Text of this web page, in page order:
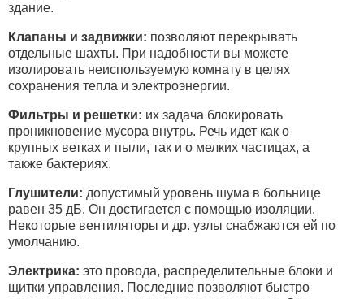
здание.
Клапаны и задвижки: позволяют перекрывать
отдельные шахты. При надобности вы можете
изолировать неиспользуемую комнату в целях
сохранения тепла и электроэнергии.
Фильтры и решетки: их задача блокировать
проникновение мусора внутрь. Речь идет как о
крупных ветках и пыли, так и о мелких частицах, а
также бактериях.
Глушители: допустимый уровень шума в больнице
равен 35 дБ. Он достигается с помощью изоляции.
Некоторые вентиляторы и др. узлы снабжаются ей по
умолчанию.
Электрика: это провода, распределительные блоки и
щитки управления. Последние позволяют быстро